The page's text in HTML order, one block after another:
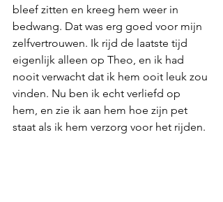
bleef zitten en kreeg hem weer in
bedwang. Dat was erg goed voor mijn
zelfvertrouwen. Ik rijd de laatste tijd
eigenlijk alleen op Theo, en ik had
nooit verwacht dat ik hem ooit leuk zou
vinden. Nu ben ik echt verliefd op
hem, en zie ik aan hem hoe zijn pet
staat als ik hem verzorg voor het rijden.